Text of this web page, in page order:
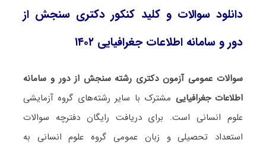
دانلود سوالات و کلید کنکور دکتری سنجش از
دور و سامانه اطلاعات جغرافیایی ۱۴۰۲
سوالات عمومی آزمون دکتری رشته سنجش از دور و سامانه
اطلاعات جغرافیایی مشترک با سایر رشته‌های گروه آزمایشی
علوم انسانی است. برای دریافت رایگان دفترچه سوالات
استعداد تحصیلی و زبان عمومی گروه علوم انسانی به